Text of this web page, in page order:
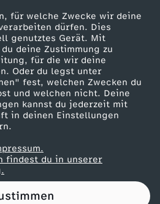
für welche Zwecke wir deine
dürfen. Dies
genutztes Gerät. Mit
deine Zustimmung zu
für die wir deine
Oder du legst unter
fest, welchen Zwecken du
und welchen nicht. Deine
kannst du jederzeit mit
in deinen Einstellungen
findest du in unserer